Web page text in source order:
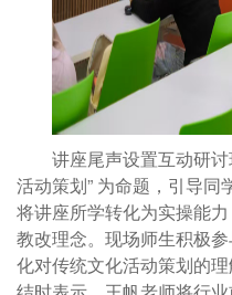
讲座尾声设置互动研
活动策划” 为命题，引导同
将讲座所学转化为实操能
教改理念。现场师生积极
化对传统文化活动策划的理